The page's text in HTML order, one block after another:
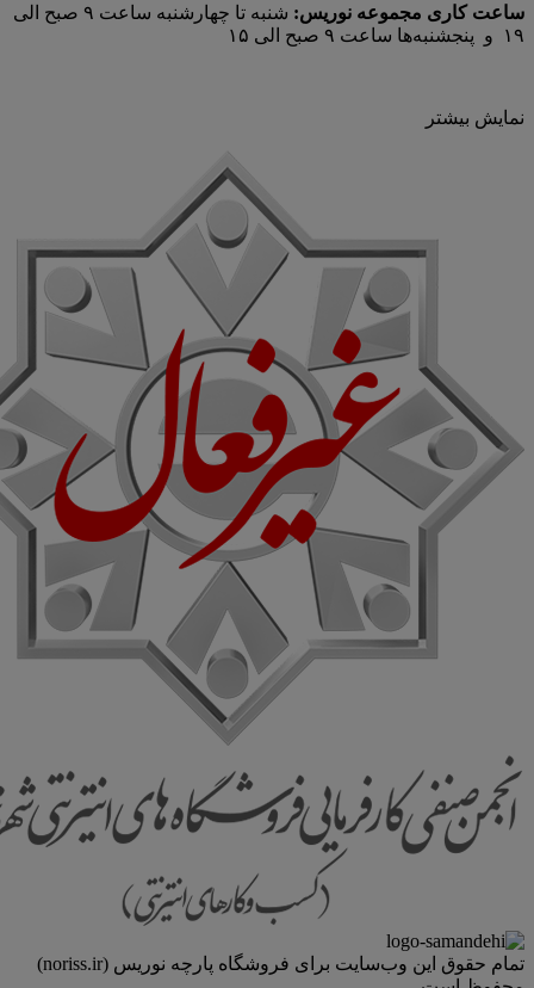
ساعت کاری مجموعه نوریس:
شنبه تا چهارشنبه ساعت ۹ صبح الی
۱۹ و پنجشنبه‌ها ساعت ۹ صبح الی ۱۵
نمایش بیشتر
تمام حقوق اين وب‌سايت برای فروشگاه پارچه نوریس (noriss.ir)